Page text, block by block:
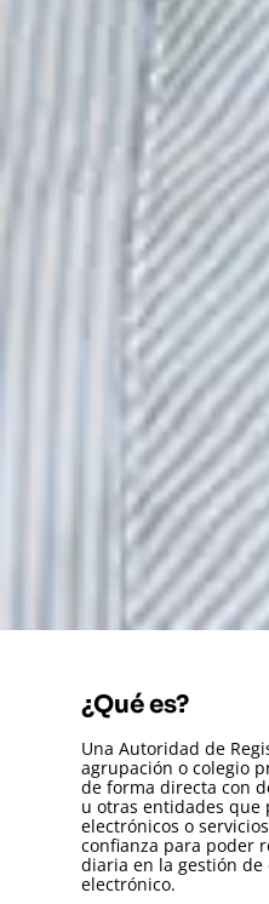
¿Qué es?
Una Autoridad de
agrupación o colegio
de forma directa con
u otras entidades que
electrónicos o
confianza para poder
diaria en la gestión
electrónico.